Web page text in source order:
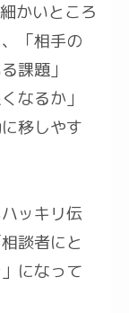
かいところ
「相手の
課題」
なるか」
移しやす
ッキリ伝
談者にと
になって